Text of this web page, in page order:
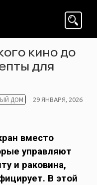
кино до
для
ДОМ
POSTED
29 ЯНВАРЯ, 2026
вместо
управляют
и раковина,
В этой